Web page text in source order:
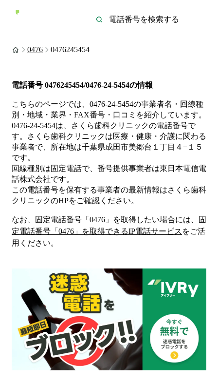
0476 0476245454
電話番号 0476245454/0476-24-5454の情報
こちらのページでは、 0476-24-5454の事業者名・回線種
別・地域・業界・FAX番号・口コミを紹介しています。
0476-24-5454は、 さくら歯科クリニックの電話番号で
す。
さくら歯科クリニックは医療・健康・介護に関わる
事業者で、所在地は千葉県成田市美郷台１丁目４−１５
です。
回線種別は固定電話で、番号提供事業者は東日本電信電
話株式会社です。
この電話番号を保有する事業者の最新情報はさくら歯科
クリニックのHPをご確認ください。
なお、固定電話番号「 0476 」を取得したい場合には、
固
定電話番号「 0476 」を取得できるIP電話サービス をご活
用ください。